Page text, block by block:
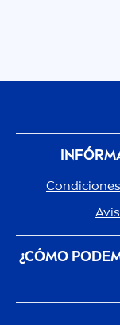
de piel. Cada
faciales tiene
en tu viaje
busques más!
faciales y aquí
- Espuma
faciales
para las pieles
limpiadora se
antes de
¿CÓMO
Descubre la